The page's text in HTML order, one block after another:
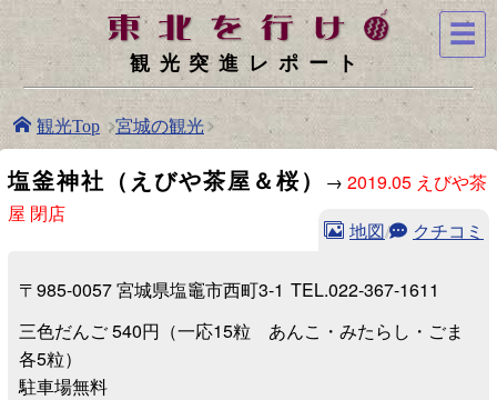
観光突進レポート
観光Top 宮城の観光
塩釜神社（えびや茶屋＆桜） → 2019.05 えびや茶
屋 閉店
地図/ クチコミ
〒985-0057 宮城県塩竈市西町3-1 TEL.022-367-1611
三色だんご 540円（一応15粒 あんこ・みたらし・ごま
各5粒）
駐車場無料
☰